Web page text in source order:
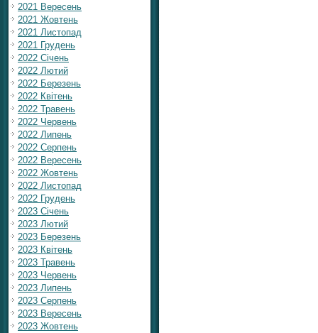
2021 Вересень
2021 Жовтень
2021 Листопад
2021 Грудень
2022 Січень
2022 Лютий
2022 Березень
2022 Квітень
2022 Травень
2022 Червень
2022 Липень
2022 Серпень
2022 Вересень
2022 Жовтень
2022 Листопад
2022 Грудень
2023 Січень
2023 Лютий
2023 Березень
2023 Квітень
2023 Травень
2023 Червень
2023 Липень
2023 Серпень
2023 Вересень
2023 Жовтень